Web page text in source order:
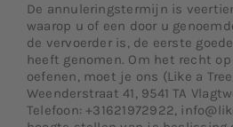
De annuleringstermijn is
waarop u of een door u
de vervoerder is, de eerste
heeft genomen. Om het recht
oefenen, moet je ons (Like a
Weenderstraat 41, 9541 TA
Telefoon: +31621972922,